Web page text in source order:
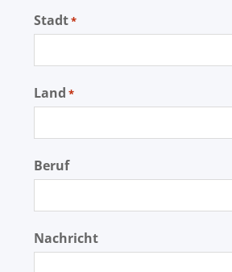
Stadt*
Land *
Beruf
Nachricht